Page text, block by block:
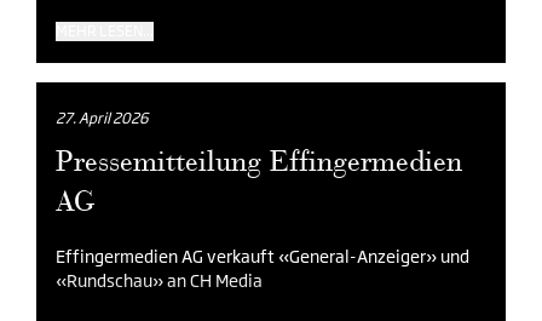
27. April 2026
Pressemitteilung Effingermedien
AG
Effingermedien AG verkauft «General-Anzeiger» und
«Rundschau» an CH Media